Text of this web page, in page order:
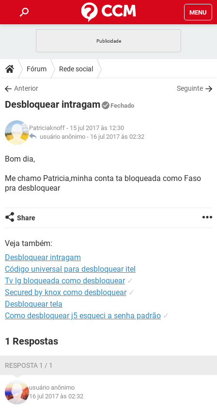
MENU
CELULAR
OUTLOOK
INSTAGRAM GMAIL
GUIA DE COMPRAS
DICAS
JOGOS
INSTAGRAM GMAIL
GUIA DE COMPRAS
DOWNLOADS
JOGOS WHATSAPP
CELULAR
OUTLOOK EXCEL
INSTAGRAM
JOGOS WHATSAPP
CELULAR
OUTLOOK
INSTAGRAM GMAIL
GLOSSÁRIO
JOGOS
OUTLOOK
GUIA DE COMPRAS
Fórum Rede social
Anterior Seguinte
Desbloquear intragam Fechado
Patriciaknoff - 15 jul 2017 às 12:30
usuário anônimo - 16 jul 2017 às 02:32
Bom dia,
Me chamo Patricia,minha conta ta bloqueada como Faso
pra desbloquear
Share
Veja também:
Desbloquear intragam
Código universal para desbloquear itel
Tv lg bloqueada como desbloquear ✓
Secured by knox como desbloquear ✓
Desbloquear tela
Como desbloquear j5 esqueci a senha padrão ✓
1 Respostas
RESPOSTA 1 / 1
usuário anônimo
16 jul 2017 às 02:32